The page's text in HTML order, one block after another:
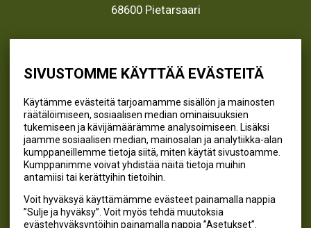
SIVUSTOMME KÄYTTÄÄ EVÄSTEITÄ
Käytämme evästeitä tarjoamamme sisällön ja mainosten
räätälöimiseen, sosiaalisen median ominaisuuksien
tukemiseen ja kävijämäärämme analysoimiseen. Lisäksi
jaamme sosiaalisen median, mainosalan ja analytiikka-alan
kumppaneillemme tietoja siitä, miten käytät sivustoamme.
Kumppanimme voivat yhdistää näitä tietoja muihin
antamiisi tai kerättyihin tietoihin.
Voit hyväksyä käyttämämme evästeet painamalla nappia
”Sulje ja hyväksy”. Voit myös tehdä muutoksia
evästehyväksyntöihin painamalla nappia ”Asetukset”.
68600 Pietarsaari
(06) 781 2900
SEURAA MEITÄ
@kivikangaskalastus
@kivikangaskasvihuoneet
@kivikangaskasvihuoneet
Kivikangas Oy